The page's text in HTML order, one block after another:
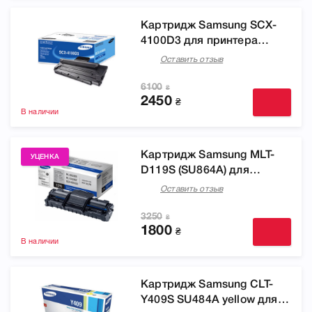
Картридж Samsung SCX-
4100D3 для принтера
Samsung SCX-4100
Оставить отзыв
6100 ₴
2450 ₴
В наличии
УЦЕНКА
Картридж Samsung MLT-
D119S (SU864A) для
принтера ML-2010, ML-
4321, SCX-4521F
Оставить отзыв
3250 ₴
1800 ₴
В наличии
Картридж Samsung CLT-
Y409S SU484A yellow для